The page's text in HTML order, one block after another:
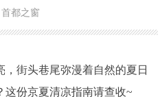
都之窗
街头巷尾弥漫着自然的夏日
这份京夏清凉指南请查收~